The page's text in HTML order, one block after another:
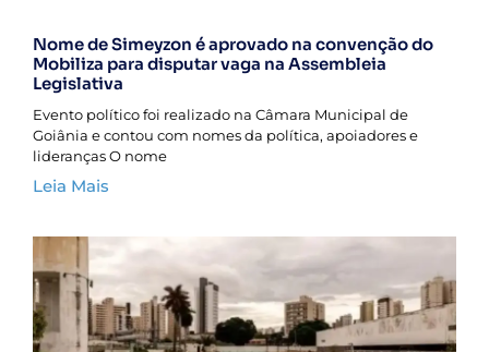
Nome de Simeyzon é aprovado na convenção do
Mobiliza para disputar vaga na Assembleia
Legislativa
Evento político foi realizado na Câmara Municipal de
Goiânia e contou com nomes da política, apoiadores e
lideranças O nome
Leia Mais